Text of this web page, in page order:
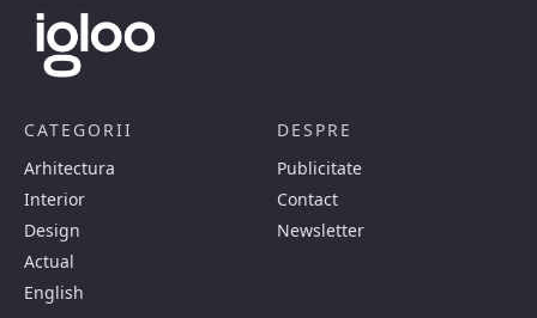
CATEGORII
Arhitectura
Interior
Design
Actual
English
DESPRE
Publicitate
Contact
Newsletter